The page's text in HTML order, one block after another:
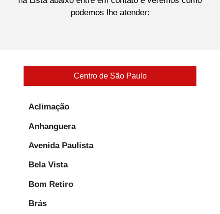
podemos lhe atender:
Centro de São Paulo
Aclimação
Anhanguera
Avenida Paulista
Bela Vista
Bom Retiro
Brás